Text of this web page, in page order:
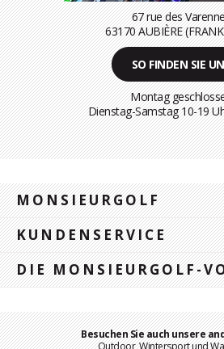
67 rue des
63170 AUBIÈRE
SO FINDEN SIE
Montag
Dienstag-Samstag 10-19
MONSIEURGOLF
KUNDENSERVICE
DIE MONSIEURGOLF-
Besuchen Sie auch unsere
Outdoor, Wintersport und